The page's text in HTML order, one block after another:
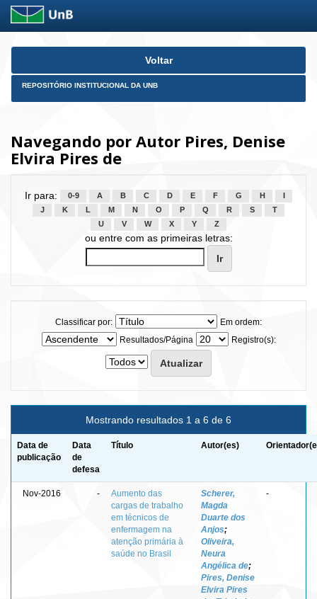
Skip
Voltar
REPOSITÓRIO INSTITUCIONAL DA UNB
Navegando por Autor Pires, Denise
Elvira Pires de
Ir para: 0-9 A B C D E F G H
J
K L M N O P Q R S
T
U
V W X Y Z
ou entre com as primeiras letras:
Classificar por:
Em ordem:
Resultados/Página
Registro(s):
Mostrando resultados 1 a 6 de 6
Data de
publicação
Data
de
defesa
Título Autor(es)
Nov-2016 -
Aumento das
cargas de trabalho
em técnicos de
enfermagem na
atenção primária à
saúde no Brasil
Scherer,
Magda
Duarte dos
Anjos;
Oliveira,
Neura
Angélica de;
Pires, Denise
Elvira Pires
-